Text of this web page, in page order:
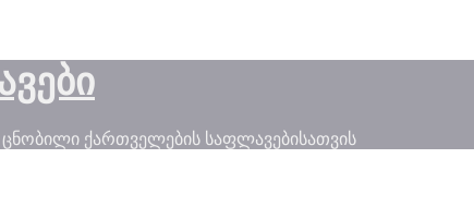
ქართველების საფლავებისათვის